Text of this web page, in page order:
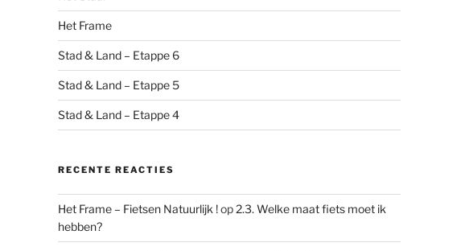
Het Frame
Stad & Land – Etappe 6
Stad & Land – Etappe 5
Stad & Land – Etappe 4
RECENTE REACTIES
Het Frame – Fietsen Natuurlijk !op2.3. Welke maat fiets moet ik
hebben?